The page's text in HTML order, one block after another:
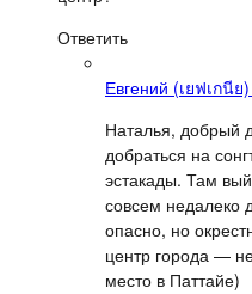
Ответить
Евгений (เยฟเกนีย
Наталья, добрый
добраться на
эстакады. Там
совсем недалеко
опасно, но
центр города —
место в Паттайе)